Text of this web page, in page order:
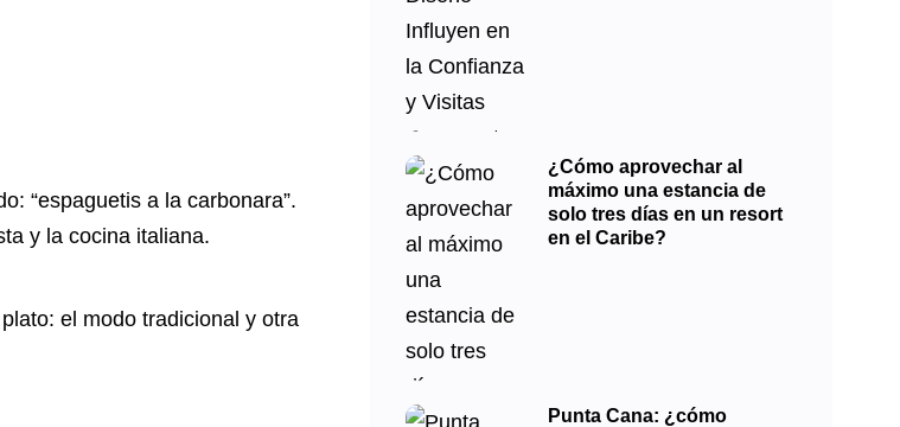
“espaguetis a la carbonara”.
y la cocina italiana.
el modo tradicional y otra
¿Cómo aprovechar al
máximo una estancia de
solo tres días en un resort
en el Caribe?
Punta Cana: ¿cómo